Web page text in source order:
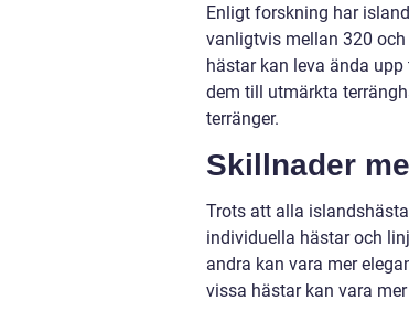
Enligt forskning har
vanligtvis mellan 320
hästar kan leva ända
dem till utmärkta
terränger.
Skillnader
Trots att alla
individuella hästar och
andra kan vara mer
vissa hästar kan vara